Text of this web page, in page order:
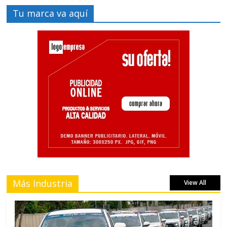
Tu marca va aquí
Más Industria View All